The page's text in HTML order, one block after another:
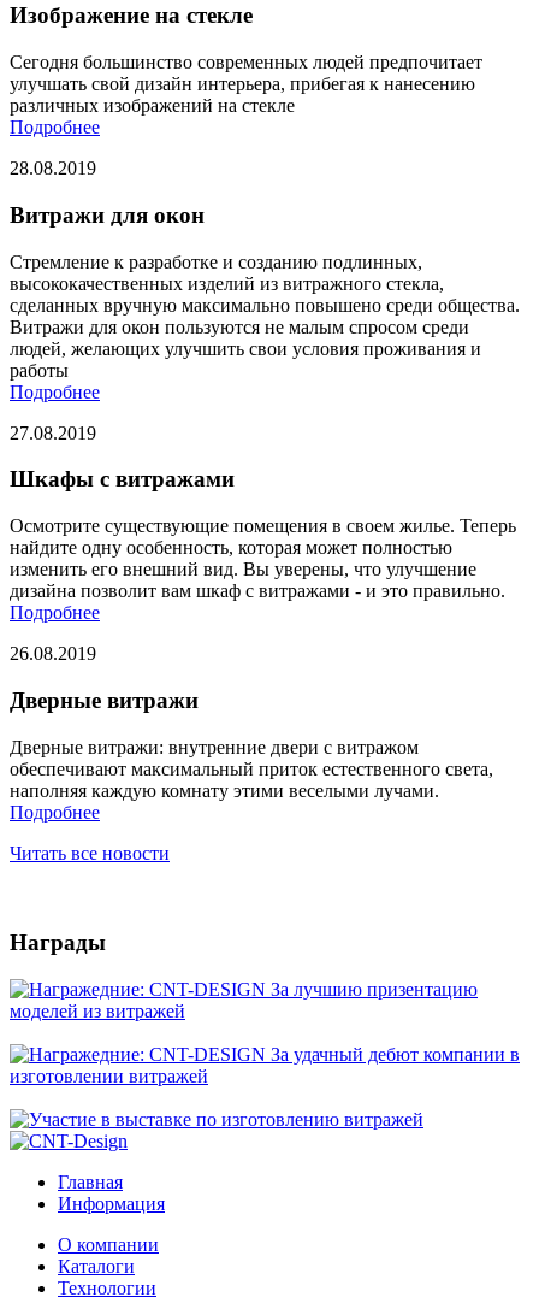
Изображение на стекле
Сегодня большинство современных людей предпочитает
улучшать свой дизайн интерьера, прибегая к нанесению
различных изображений на стекле
Подробнее
28.08.2019
Витражи для окон
Стремление к разработке и созданию подлинных,
высококачественных изделий из витражного стекла,
сделанных вручную максимально повышено среди общества.
Витражи для окон пользуются не малым спросом среди
людей, желающих улучшить свои условия проживания и
работы
Подробнее
27.08.2019
Шкафы с витражами
Осмотрите существующие помещения в своем жилье. Теперь
найдите одну особенность, которая может полностью
изменить его внешний вид. Вы уверены, что улучшение
дизайна позволит вам шкаф с витражами - и это правильно.
Подробнее
26.08.2019
Дверные витражи
Дверные витражи: внутренние двери с витражом
обеспечивают максимальный приток естественного света,
наполняя каждую комнату этими веселыми лучами.
Подробнее
Читать все новости
Награды
Главная
Информация
О компании
Каталоги
Технологии